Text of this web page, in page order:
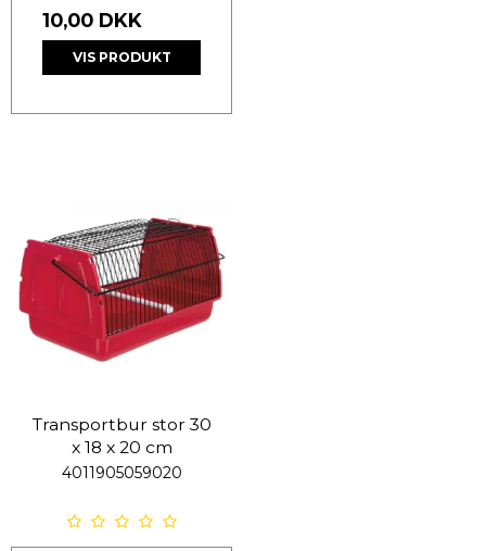
10,00 DKK
VIS PRODUKT
Transportbur stor 30
x 18 x 20 cm
4011905059020